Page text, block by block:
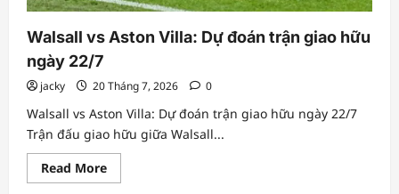
Walsall vs Aston Villa: Dự đoán trận giao hữu
ngày 22/7
jacky 20 Tháng 7, 2026 0
Walsall vs Aston Villa: Dự đoán trận giao hữu ngày 22/7
Trận đấu giao hữu giữa Walsall...
Read MoreRead
more